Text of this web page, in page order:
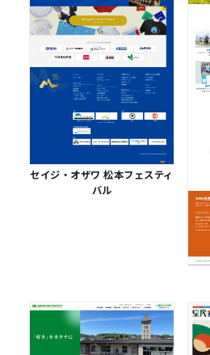
セイジ・オザワ 松本フェスティ
バル